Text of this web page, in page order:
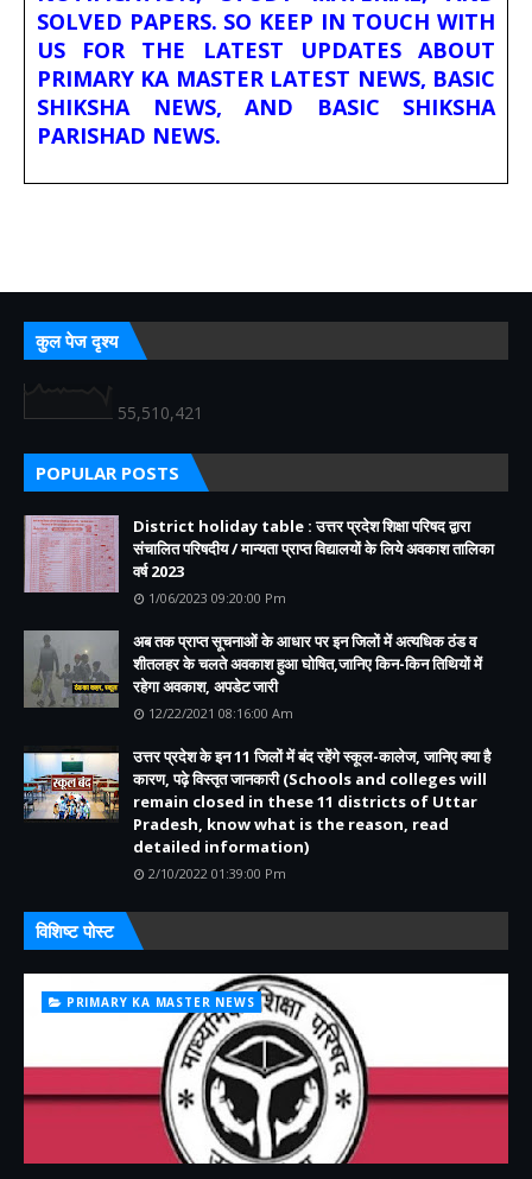
SOLVED PAPERS. SO KEEP IN TOUCH WITH
US FOR THE LATEST UPDATES ABOUT
PRIMARY KA MASTER LATEST NEWS, BASIC
SHIKSHA NEWS, AND BASIC SHIKSHA
PARISHAD NEWS.
कुल पेज दृश्य
55,510,421
POPULAR POSTS
District holiday table : उत्तर प्रदेश शिक्षा परिषद द्वारा
संचालित परिषदीय / मान्यता प्राप्त विद्यालयों के लिये अवकाश तालिका
वर्ष 2023
1/06/2023 09:20:00 Pm
अब तक प्राप्त सूचनाओं के आधार पर इन जिलों में अत्यधिक ठंड व
शीतलहर के चलते अवकाश हुआ घोषित,जानिए किन-किन तिथियों में
रहेगा अवकाश, अपडेट जारी
12/22/2021 08:16:00 Am
उत्तर प्रदेश के इन 11 जिलों में बंद रहेंगे स्कूल-कालेज, जानिए क्या है
कारण, पढ़े विस्तृत जानकारी (Schools and colleges will
remain closed in these 11 districts of Uttar
Pradesh, know what is the reason, read
detailed information)
2/10/2022 01:39:00 Pm
विशिष्ट पोस्ट
PRIMARY KA MASTER NEWS